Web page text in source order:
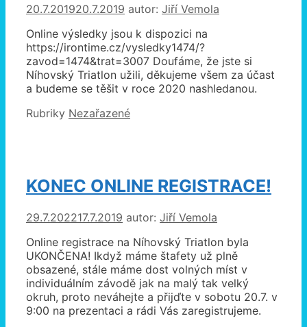
20.7.201920.7.2019 autor: Jiří Vemola
Online výsledky jsou k dispozici na
https://irontime.cz/vysledky1474/?
zavod=1474&trat=3007 Doufáme, že jste si
Níhovský Triatlon užili, děkujeme všem za účast
a budeme se těšit v roce 2020 nashledanou.
Rubriky Nezařazené
KONEC ONLINE REGISTRACE!
29.7.202217.7.2019 autor: Jiří Vemola
Online registrace na Níhovský Triatlon byla
UKONČENA! Ikdyž máme štafety už plně
obsazené, stále máme dost volných míst v
individuálním závodě jak na malý tak velký
okruh, proto neváhejte a přijďte v sobotu 20.7. v
9:00 na prezentaci a rádi Vás zaregistrujeme.